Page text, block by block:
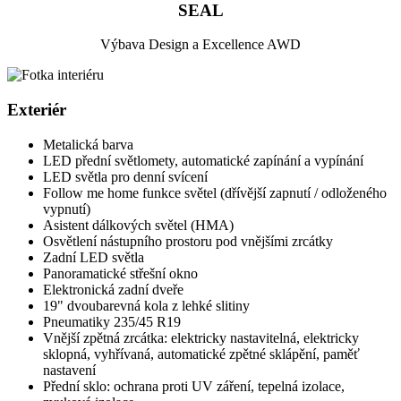
SEAL
Výbava Design a Excellence AWD
Exteriér
Metalická barva
LED přední světlomety, automatické zapínání a vypínání
LED světla pro denní svícení
Follow me home funkce světel (dřívější zapnutí / odloženého
vypnutí)
Asistent dálkových světel (HMA)
Osvětlení nástupního prostoru pod vnějšími zrcátky
Zadní LED světla
Panoramatické střešní okno
Elektronická zadní dveře
19" dvoubarevná kola z lehké slitiny
Pneumatiky 235/45 R19
Vnější zpětná zrcátka: elektricky nastavitelná, elektricky
sklopná, vyhřívaná, automatické zpětné sklápění, paměť
nastavení
Přední sklo: ochrana proti UV záření, tepelná izolace,